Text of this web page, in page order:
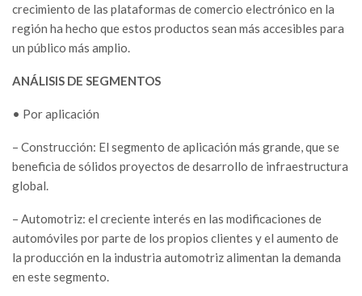
crecimiento de las plataformas de comercio electrónico en la
región ha hecho que estos productos sean más accesibles para
un público más amplio.
ANÁLISIS DE SEGMENTOS
• Por aplicación
– Construcción: El segmento de aplicación más grande, que se
beneficia de sólidos proyectos de desarrollo de infraestructura
global.
– Automotriz: el creciente interés en las modificaciones de
automóviles por parte de los propios clientes y el aumento de
la producción en la industria automotriz alimentan la demanda
en este segmento.